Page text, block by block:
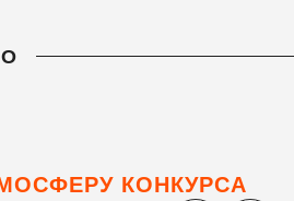
КОНКУРСА